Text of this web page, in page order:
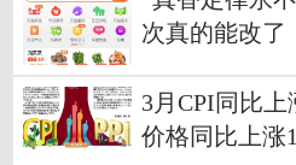
次真的能改了
3月CPI同比上
价格同比上涨